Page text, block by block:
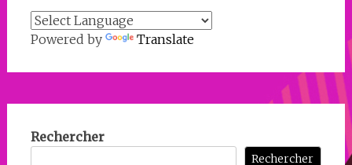
Powered by Translate
Rechercher
Rechercher